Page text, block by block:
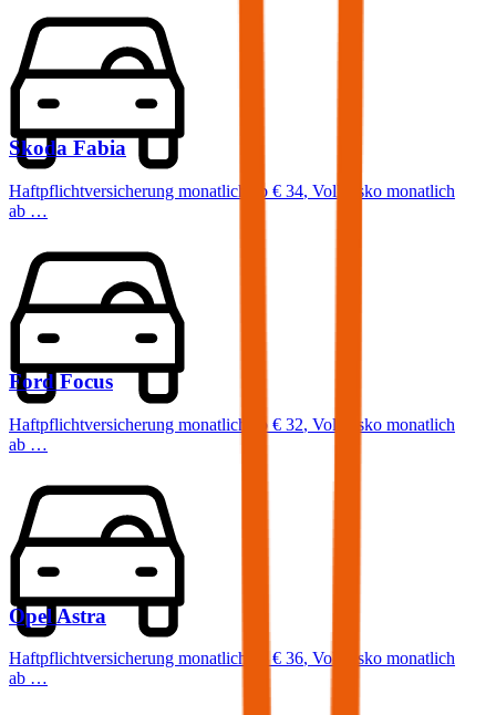
Skoda Fabia
Haftpflichtversicherung monatlich ab € 34, Vollkasko monatlich
ab …
Ford Focus
Haftpflichtversicherung monatlich ab € 32, Vollkasko monatlich
ab …
Opel Astra
Haftpflichtversicherung monatlich ab € 36, Vollkasko monatlich
ab …